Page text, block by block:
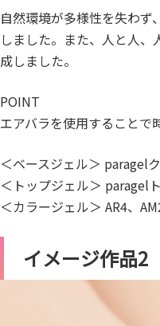
自然環境が多様性を失わ
しました。また、人と人
成しました。
POINT
エアバラを使用することで
＜ベースジェル＞ paragel
＜トップジェル＞ paragel
＜カラージェル＞ AR4、
イメージ作品2